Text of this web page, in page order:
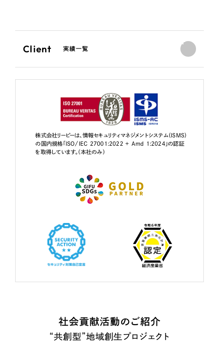
Client 実績一覧
株式会社リーピーは、情報セキュリティマネジメントシステム（ISMS）
の国内規格「ISO/IEC 27001:2022 + Amd 1:2024」の認証
を取得しています。（本社のみ）
社会貢献活動のご紹介
“共創型”地域創生プロジェクト